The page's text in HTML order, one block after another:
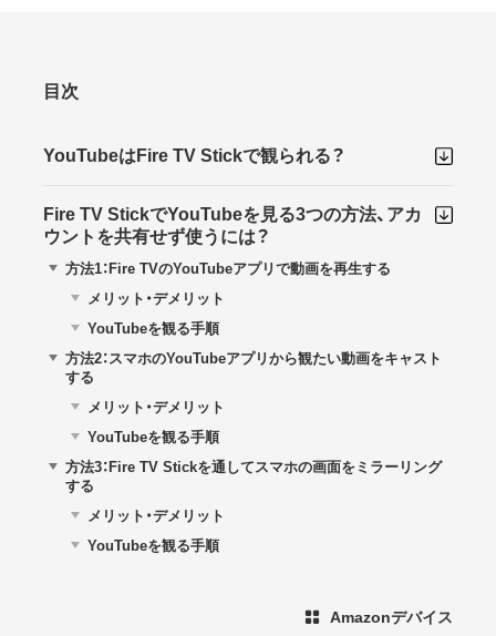
目次
YouTubeはFire TV Stickで観られる？
Fire TV StickでYouTubeを見る3つの方法、アカ
ウントを共有せず使うには？
方法1：Fire TVのYouTubeアプリで動画を再生する
メリット・デメリット
YouTubeを観る手順
方法2：スマホのYouTubeアプリから観たい動画をキャスト
する
メリット・デメリット
YouTubeを観る手順
方法3：Fire TV Stickを通してスマホの画面をミラーリング
する
メリット・デメリット
YouTubeを観る手順
Amazonデバイス